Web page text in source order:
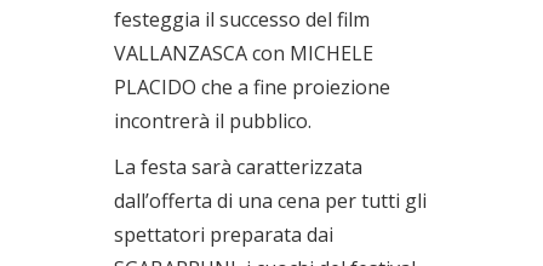
festeggia il successo del film
VALLANZASCA con MICHELE
PLACIDO che a fine proiezione
incontrerà il pubblico.
La festa sarà caratterizzata
dall’offerta di una cena per tutti gli
spettatori preparata dai